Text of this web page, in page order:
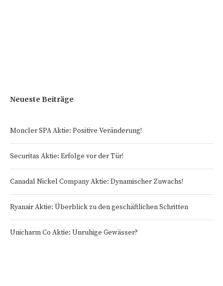
Neueste Beiträge
Moncler SPA Aktie: Positive Veränderung!
Securitas Aktie: Erfolge vor der Tür!
Canadal Nickel Company Aktie: Dynamischer Zuwachs!
Ryanair Aktie: Überblick zu den geschäftlichen Schritten
Unicharm Co Aktie: Unruhige Gewässer?